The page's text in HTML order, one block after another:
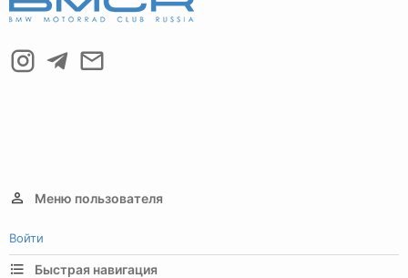
Меню пользователя
Войти
Быстрая навигация